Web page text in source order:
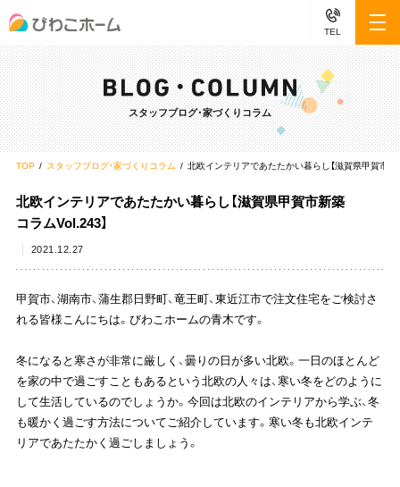
TEL
スタッフブログ・家づくりコラム
TOP スタッフブログ・家づくりコラム 北欧インテリアであたたかい暮らし【滋賀県甲賀市新
北欧インテリアであたたかい暮らし【滋賀県甲賀市新築
コラムVol.243】
2021.12.27
甲賀市、湖南市、蒲生郡日野町、竜王町、東近江市で注文住宅をご検討さ
れる皆様こんにちは。びわこホームの青木です。
冬になると寒さが非常に厳しく、曇りの日が多い北欧。一日のほとんど
を家の中で過ごすこともあるという北欧の人々は、寒い冬をどのように
して生活しているのでしょうか。今回は北欧のインテリアから学ぶ、冬
も暖かく過ごす方法についてご紹介しています。寒い冬も北欧インテ
リアであたたかく過ごしましょう。